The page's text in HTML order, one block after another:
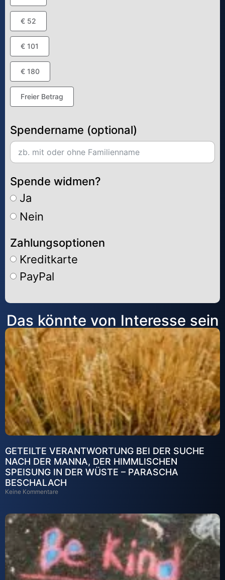
€ 52
€ 101
€ 180
Freier Betrag
Spendername (optional)
Spende widmen?
Ja
Nein
Zahlungsoptionen
Kreditkarte
PayPal
Alternative:
Das könnte von Interesse sein
GETEILTE VERANTWORTUNG BEI DER SUCHE
NACH DER MANNA, DER HIMMLISCHEN
SPEISUNG IN DER WÜSTE – PARASCHA
BESCHALACH
Keine Kommentare